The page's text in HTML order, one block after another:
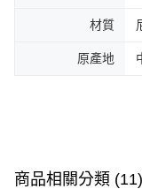
材質
原產地
商品相關分類 (11)